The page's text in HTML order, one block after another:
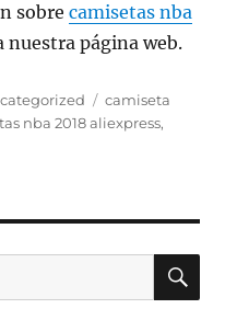
sobrecamisetas nba
nuestra página web.
Etiquetas
camiseta
nba 2018 aliexpress,